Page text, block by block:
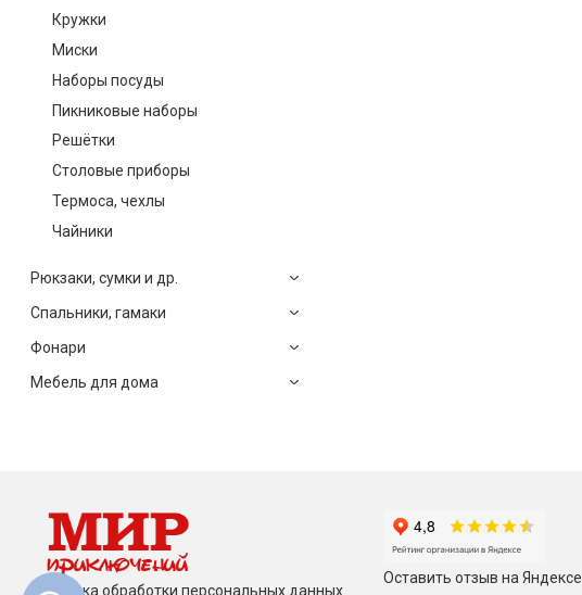
Кружки
Миски
Наборы посуды
Пикниковые наборы
Решётки
Столовые приборы
Термоса, чехлы
Чайники
Рюкзаки, сумки и др.
Спальники, гамаки
Фонари
Мебель для дома
Политика обработки персональных данных
Оставить отзыв на Яндексе